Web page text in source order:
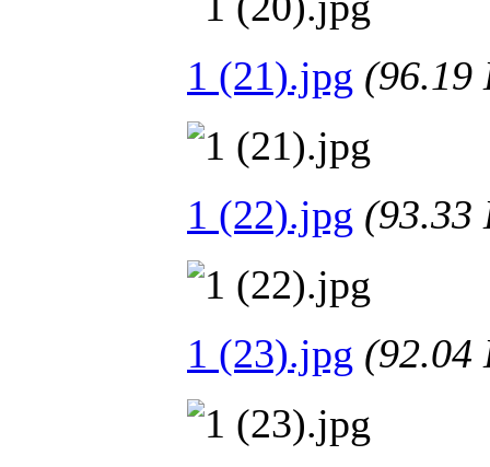
1 (21).jpg (96.19
1 (22).jpg (93.33
1 (23).jpg (92.04